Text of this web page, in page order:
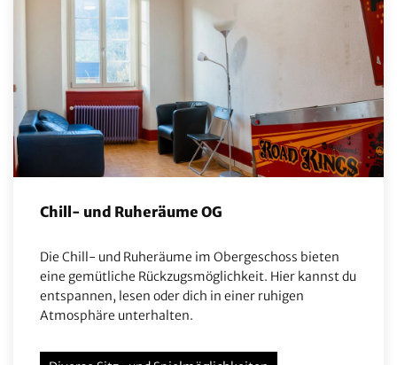
Chill- und Ruheräume OG
Die Chill- und Ruheräume im Obergeschoss bieten
eine gemütliche Rückzugsmöglichkeit. Hier kannst du
entspannen, lesen oder dich in einer ruhigen
Atmosphäre unterhalten.